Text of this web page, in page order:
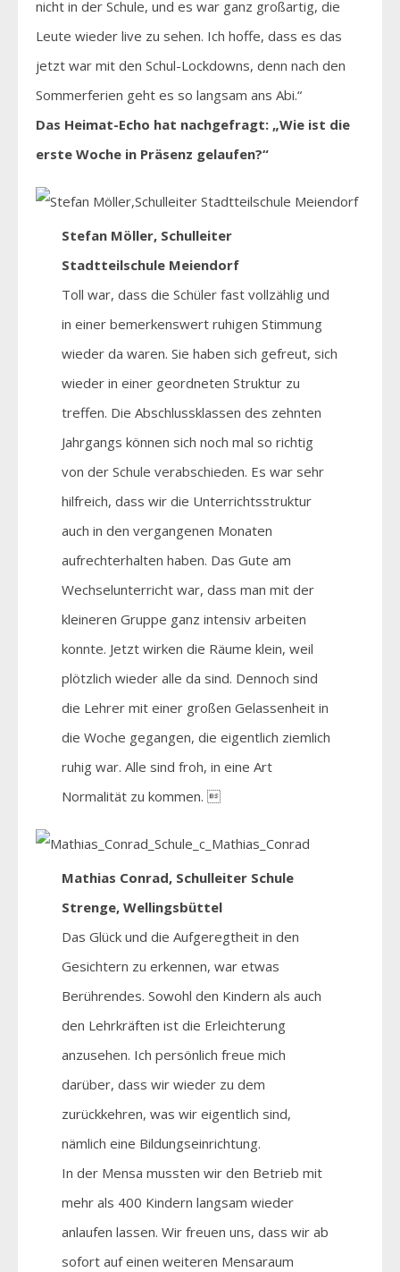
nicht in der Schule, und es war ganz großartig, die
Leute wieder live zu sehen. Ich hoffe, dass es das
jetzt war mit den Schul-Lockdowns, denn nach den
Sommerferien geht es so langsam ans Abi.“
Das Heimat-Echo hat nachgefragt: „Wie ist die
erste Woche in Präsenz gelaufen?“
Stefan Möller, Schulleiter
Stadtteilschule Meiendorf
Toll war, dass die Schüler fast vollzählig und
in einer bemerkenswert ruhigen Stimmung
wieder da waren. Sie haben sich gefreut, sich
wieder in einer geordneten Struktur zu
treffen. Die Abschlussklassen des zehnten
Jahrgangs können sich noch mal so richtig
von der Schule verabschieden. Es war sehr
hilfreich, dass wir die Unterrichtsstruktur
auch in den vergangenen Monaten
aufrechterhalten haben. Das Gute am
Wechselunterricht war, dass man mit der
kleineren Gruppe ganz intensiv arbeiten
konnte. Jetzt wirken die Räume klein, weil
plötzlich wieder alle da sind. Dennoch sind
die Lehrer mit einer großen Gelassenheit in
die Woche gegangen, die eigentlich ziemlich
ruhig war. Alle sind froh, in eine Art
Normalität zu kommen. 
Mathias Conrad, Schulleiter Schule
Strenge, Wellingsbüttel
Das Glück und die Aufgeregtheit in den
Gesichtern zu erkennen, war etwas
Berührendes. Sowohl den Kindern als auch
den Lehrkräften ist die Erleichterung
anzusehen. Ich persönlich freue mich
darüber, dass wir wieder zu dem
zurückkehren, was wir eigentlich sind,
nämlich eine Bildungseinrichtung.
In der Mensa mussten wir den Betrieb mit
mehr als 400 Kindern langsam wieder
anlaufen lassen. Wir freuen uns, dass wir ab
sofort auf einen weiteren Mensaraum